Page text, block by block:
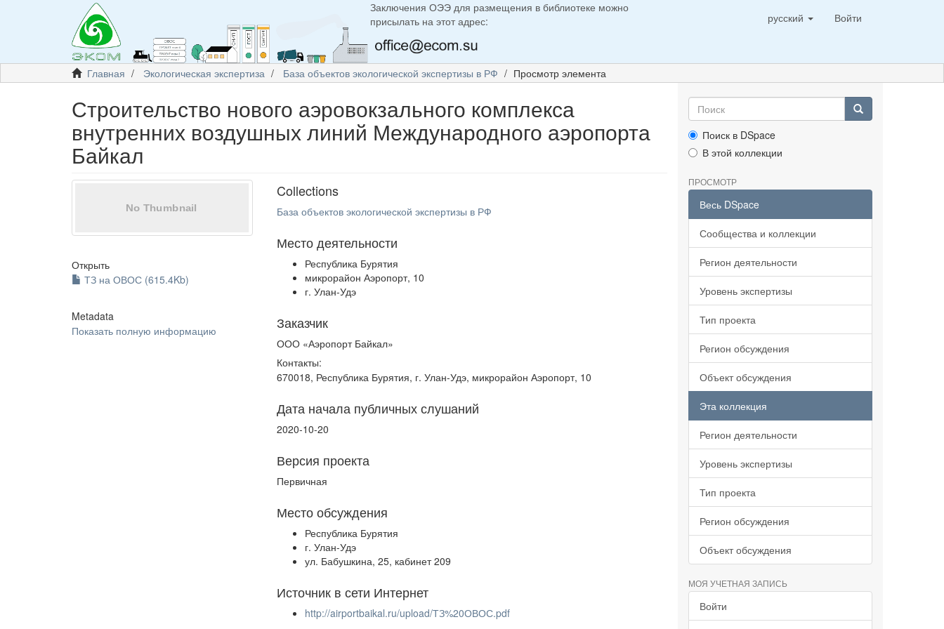
Заключения ОЭЭ для размещения в библиотеке можно
присылать на этот адрес:
русский Войти
Главная Экологическая экспертиза База объектов экологической экспертизы в РФ Просмотр элемента
Строительство нового аэровокзального комплекса
внутренних воздушных линий Международного аэропорта
Байкал
Открыть
ТЗ на ОВОС (615.4Kb)
Metadata
Показать полную информацию
Collections
База объектов экологической экспертизы в РФ
Место деятельности
Республика Бурятия
микрорайон Аэропорт, 10
г. Улан-Удэ
Заказчик
ООО «Аэропорт Байкал»
Контакты:
670018, Республика Бурятия, г. Улан-Удэ, микрорайон Аэропорт, 10
Дата начала публичных слушаний
2020-10-20
Версия проекта
Первичная
Место обсуждения
Республика Бурятия
г. Улан-Удэ
ул. Бабушкина, 25, кабинет 209
Источник в сети Интернет
http://airportbaikal.ru/upload/ТЗ%20ОВОС.pdf
Поиск в DSpace
В этой коллекции
ПРОСМОТР
Весь DSpace
Сообщества и коллекции
Регион деятельности
Уровень экспертизы
Тип проекта
Регион обсуждения
Объект обсуждения
Эта коллекция
Регион деятельности
Уровень экспертизы
Тип проекта
Регион обсуждения
Объект обсуждения
МОЯ УЧЕТНАЯ ЗАПИСЬ
Войти